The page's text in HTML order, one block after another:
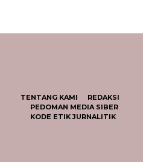
TENTANG KAMI
REDAKSI
PEDOMAN MEDIA SIBER
KODE ETIK JURNALITIK